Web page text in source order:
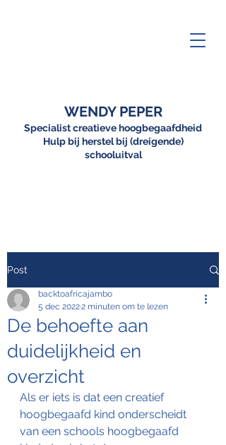
WENDY PEPER
Specialist creatieve hoogbegaafdheid
Hulp bij herstel bij (dreigende)
schooluitval
Post
De behoefte aan
duidelijkheid en
overzicht
backtoafricajambo
5 dec 20222 minuten om te lezen
Als er iets is dat een creatief
hoogbegaafd kind onderscheidt
van een schools hoogbegaafd